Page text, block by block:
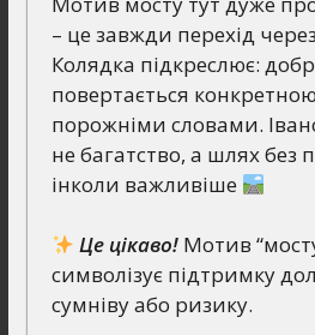
– це завжди перехід
Колядка підкреслює:
повертається
порожніми словами.
не багатство, а шлях без
інколи важливіше
Це цікаво! Мотив
символізує підтримку
сумніву або ризику.